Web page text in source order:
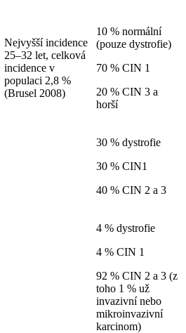
Nejvyšší incidence
25–32 let, celková
incidence v
populaci 2,8 %
(Brusel 2008)
10 % normální
(pouze dystrofie)
70 % CIN 1
20 % CIN 3 a
horší
30 % dystrofie
30 % CIN1
40 % CIN 2 a 3
4 % dystrofie
4 % CIN 1
92 % CIN 2 a 3 (z
toho 1 % už
invazivní nebo
mikroinvazivní
karcinom)